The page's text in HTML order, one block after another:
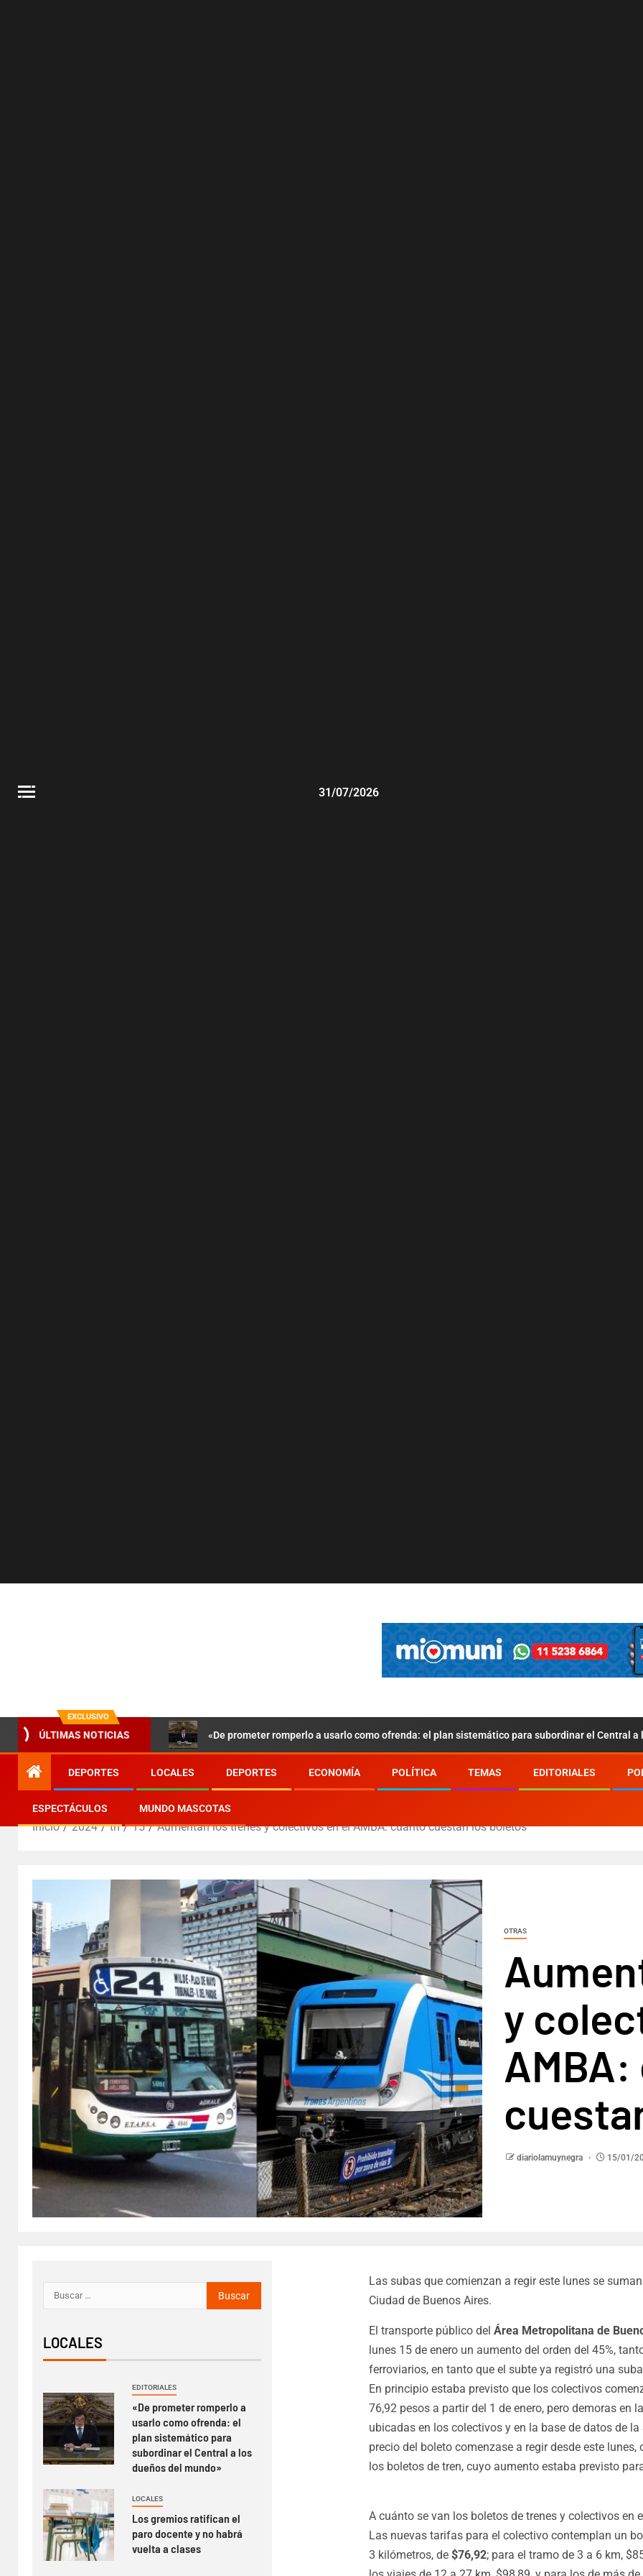
31/07/2026
EXCLUSIVO
ÚLTIMAS NOTICIAS «De prometer romperlo a usarlo como ofrenda: el plan sistemático para subordinar el Central a
DEPORTES LOCALES DEPORTES ECONOMÍA POLÍTICA TEMAS EDITORIALES
ESPECTÁCULOS MUNDO MASCOTAS
Inicio 2024 th 15 Aumentan los trenes y colectivos en el AMBA: cuánto cuestan los boletos
OTRAS
y
diariolamuynegra 15/01/
Las subas que comienzan a regir este lunes se
Ciudad de Buenos Aires.
El transporte público del Área Metropolitana de
lunes 15 de enero un aumento del orden del 45%,
ferroviarios, en tanto que el subte ya registró una
En principio estaba previsto que los colectivos
76,92 pesos a partir del 1 de enero, pero demoras en
ubicadas en los colectivos y en la base de datos de la
precio del boleto comenzase a regir desde este lunes,
los boletos de tren, cuyo aumento estaba previsto
A cuánto se van los boletos de trenes y colectivos en
Las nuevas tarifas para el colectivo contemplan un
3 kilómetros, de $76,92; para el tramo de 3 a 6 km,
LOCALES
EDITORIALES
«De prometer romperlo a
usarlo como ofrenda: el
plan sistemático para
subordinar el Central a los
dueños del mundo»
LOCALES
Los gremios ratifican el
paro docente y no habrá
vuelta a clases